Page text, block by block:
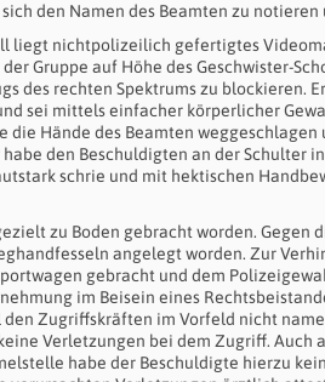
den Namen des Beamten zu
liegt nichtpolizeilich gefertigtes
Gruppe auf Höhe des Geschwister-
des rechten Spektrums zu blockieren.
sei mittels einfacher körperlicher
die Hände des Beamten
den Beschuldigten an der Schulter
schrie und mit hektischen
zu Boden gebracht worden. Gegen
angelegt worden. Zur
gebracht und dem
im Beisein eines
den Zugriffskräften im Vorfeld nicht
Verletzungen bei dem Zugriff. Auch
habe der Beschuldigte hierzu